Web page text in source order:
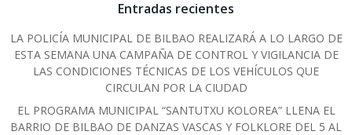
Entradas recientes
LA POLICÍA MUNICIPAL DE BILBAO REALIZARÁ A LO LARGO DE
ESTA SEMANA UNA CAMPAÑA DE CONTROL Y VIGILANCIA DE
LAS CONDICIONES TÉCNICAS DE LOS VEHÍCULOS QUE
CIRCULAN POR LA CIUDAD
EL PROGRAMA MUNICIPAL “SANTUTXU KOLOREA” LLENA EL
BARRIO DE BILBAO DE DANZAS VASCAS Y FOLKLORE DEL 5 AL